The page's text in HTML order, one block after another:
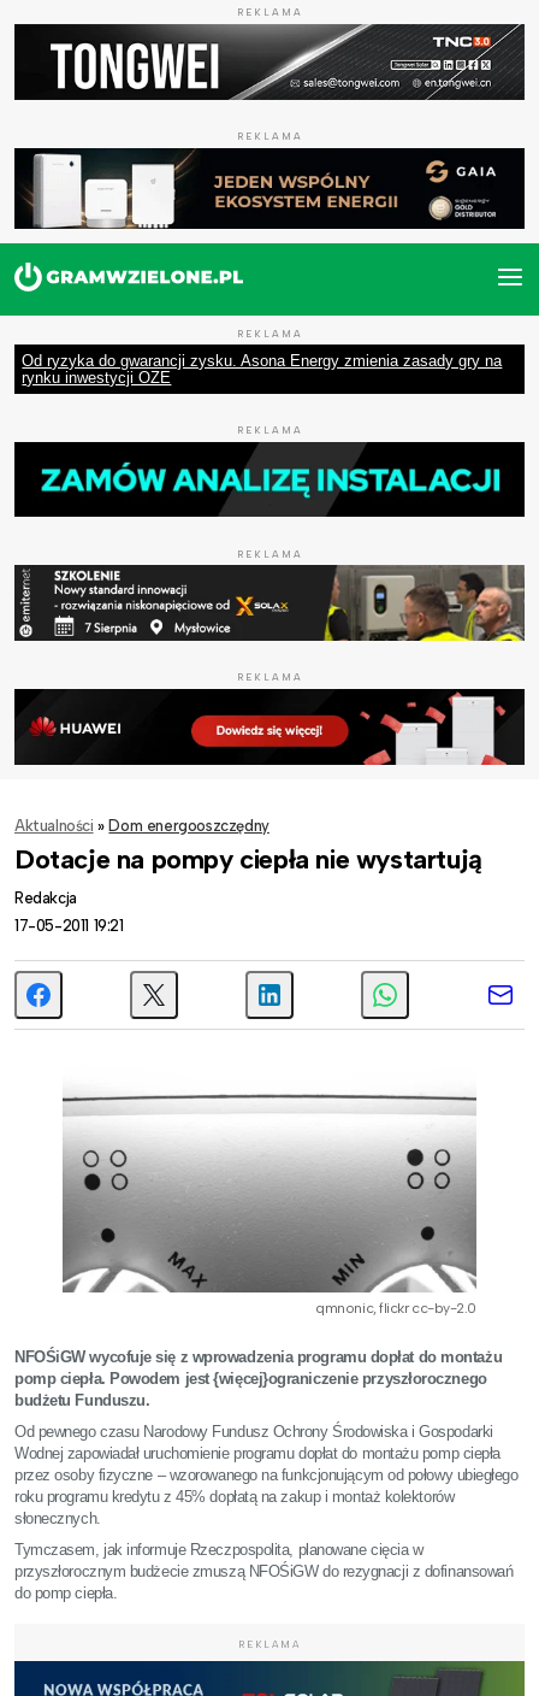
REKLAMA
REKLAMA
REKLAMA
Od ryzyka do gwarancji zysku. Asona Energy zmienia zasady gry na
rynku inwestycji OZE
REKLAMA
REKLAMA
REKLAMA
Aktualności » Dom energooszczędny
Dotacje na pompy ciepła nie wystartują
Redakcja
17-05-2011 19:21
qmnonic, flickr cc-by-2.0
NFOŚiGW wycofuje się z wprowadzenia programu dopłat do montażu
pomp ciepła. Powodem jest {więcej}ograniczenie przyszłorocznego
budżetu Funduszu.
Od pewnego czasu Narodowy Fundusz Ochrony Środowiska i Gospodarki
Wodnej zapowiadał uruchomienie programu dopłat do montażu pomp ciepła
przez osoby fizyczne – wzorowanego na funkcjonującym od połowy ubiegłego
roku programu kredytu z 45% dopłatą na zakup i montaż kolektorów
słonecznych.
Tymczasem, jak informuje Rzeczpospolita, planowane cięcia w
przyszłorocznym budżecie zmuszą NFOŚiGW do rezygnacji z dofinansowań
do pomp ciepła.
REKLAMA